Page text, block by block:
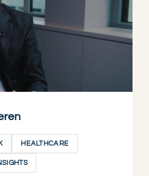
HEALTHCARE